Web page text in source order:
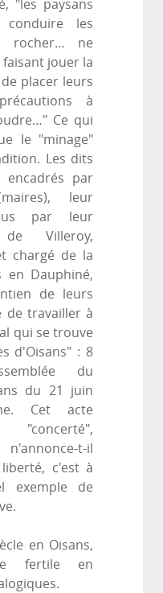
"les paysans
les
rocher… ne
jouer la
placer leurs
à
Ce qui
le "minage"
Les dits
encadrés par
leur
par leur
Villeroy,
chargé de la
en Dauphiné,
de leurs
de travailler à
qui se trouve
d'Oisans" : 8
du
du 21 juin
Cet acte
"concerté",
t-il
c'est à
exemple de
en Oisans,
fertile en